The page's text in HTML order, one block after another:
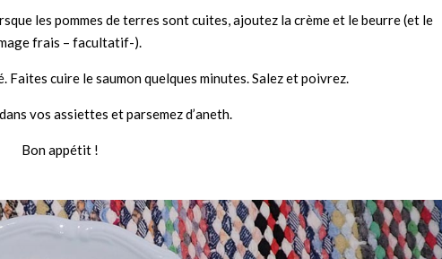
les pommes de terres sont cuites, ajoutez la crème et le beurre (et le
frais – facultatif-).
Faites cuire le saumon quelques minutes. Salez et poivrez.
vos assiettes et parsemez d’aneth.
Bon appétit !